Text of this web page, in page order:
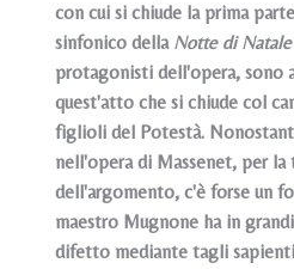
con cui si chiude la prima
sinfonico della Notte di Natale
protagonisti dell'opera, sono
quest'atto che si chiude col
figlioli del Potestà.
nell'opera di Massenet, per
dell'argomento, c'è forse un
maestro Mugnone ha in
difetto mediante tagli